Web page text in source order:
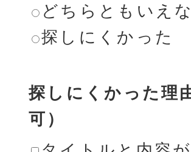
どちらともいえ
探しにくかった
探しにくかった理
可）